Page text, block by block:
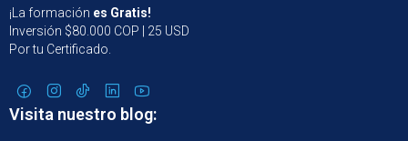
¡La formación es Gratis!
Inversión $80.000 COP | 25 USD
Por tu Certificado.
Visita nuestro blog: